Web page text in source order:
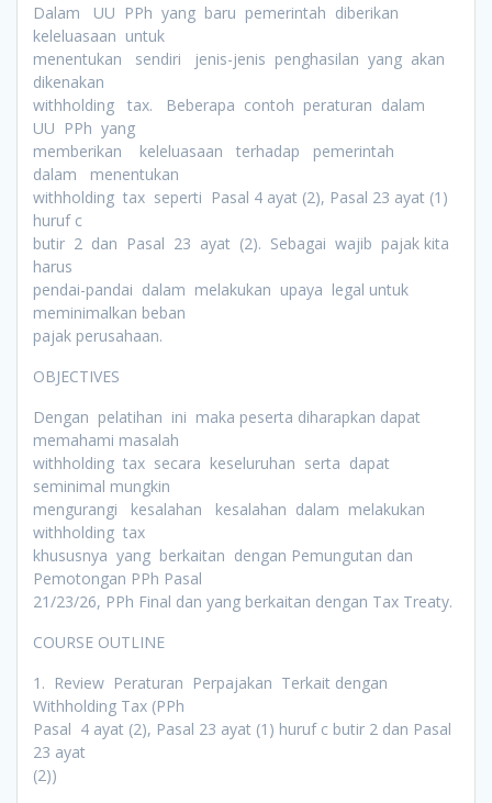
Dalam UU PPh yang baru pemerintah diberikan
keleluasaan untuk
menentukan sendiri jenis-jenis penghasilan yang akan
dikenakan
withholding tax. Beberapa contoh peraturan dalam
UU PPh yang
memberikan keleluasaan terhadap pemerintah
dalam menentukan
withholding tax seperti Pasal 4 ayat (2), Pasal 23 ayat (1)
huruf c
butir 2 dan Pasal 23 ayat (2). Sebagai wajib pajak kita
harus
pendai-pandai dalam melakukan upaya legal untuk
meminimalkan beban
pajak perusahaan.
OBJECTIVES
Dengan pelatihan ini maka peserta diharapkan dapat
memahami masalah
withholding tax secara keseluruhan serta dapat
seminimal mungkin
mengurangi kesalahan kesalahan dalam melakukan
withholding tax
khususnya yang berkaitan dengan Pemungutan dan
Pemotongan PPh Pasal
21/23/26, PPh Final dan yang berkaitan dengan Tax Treaty.
COURSE OUTLINE
1. Review Peraturan Perpajakan Terkait dengan
Withholding Tax (PPh
Pasal 4 ayat (2), Pasal 23 ayat (1) huruf c butir 2 dan Pasal
23 ayat
(2))